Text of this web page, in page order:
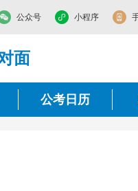
公众号 小程序
面
公考日历